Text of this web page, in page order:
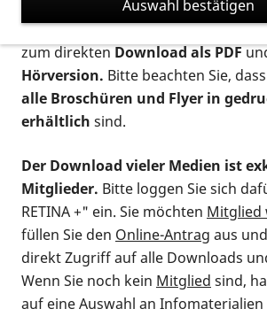
verschiedenen Formaten angeboten:
postalischen Bestellung als
zum direktenDownload als PDF
Hörversion. Bitte beachten Sie, dass
alle Broschüren und Flyer in
erhältlich sind.
Der Download vieler Medien ist
Mitglieder. Bitte loggen Sie sich
RETINA +" ein. Sie möchten Mitglied
füllen Sie den Online-Antrag aus
direkt Zugriff auf alle Downloads
Wenn Sie noch kein Mitglied sind,
auf eine Auswahl an Infomaterialien
Auswahl bestätigen